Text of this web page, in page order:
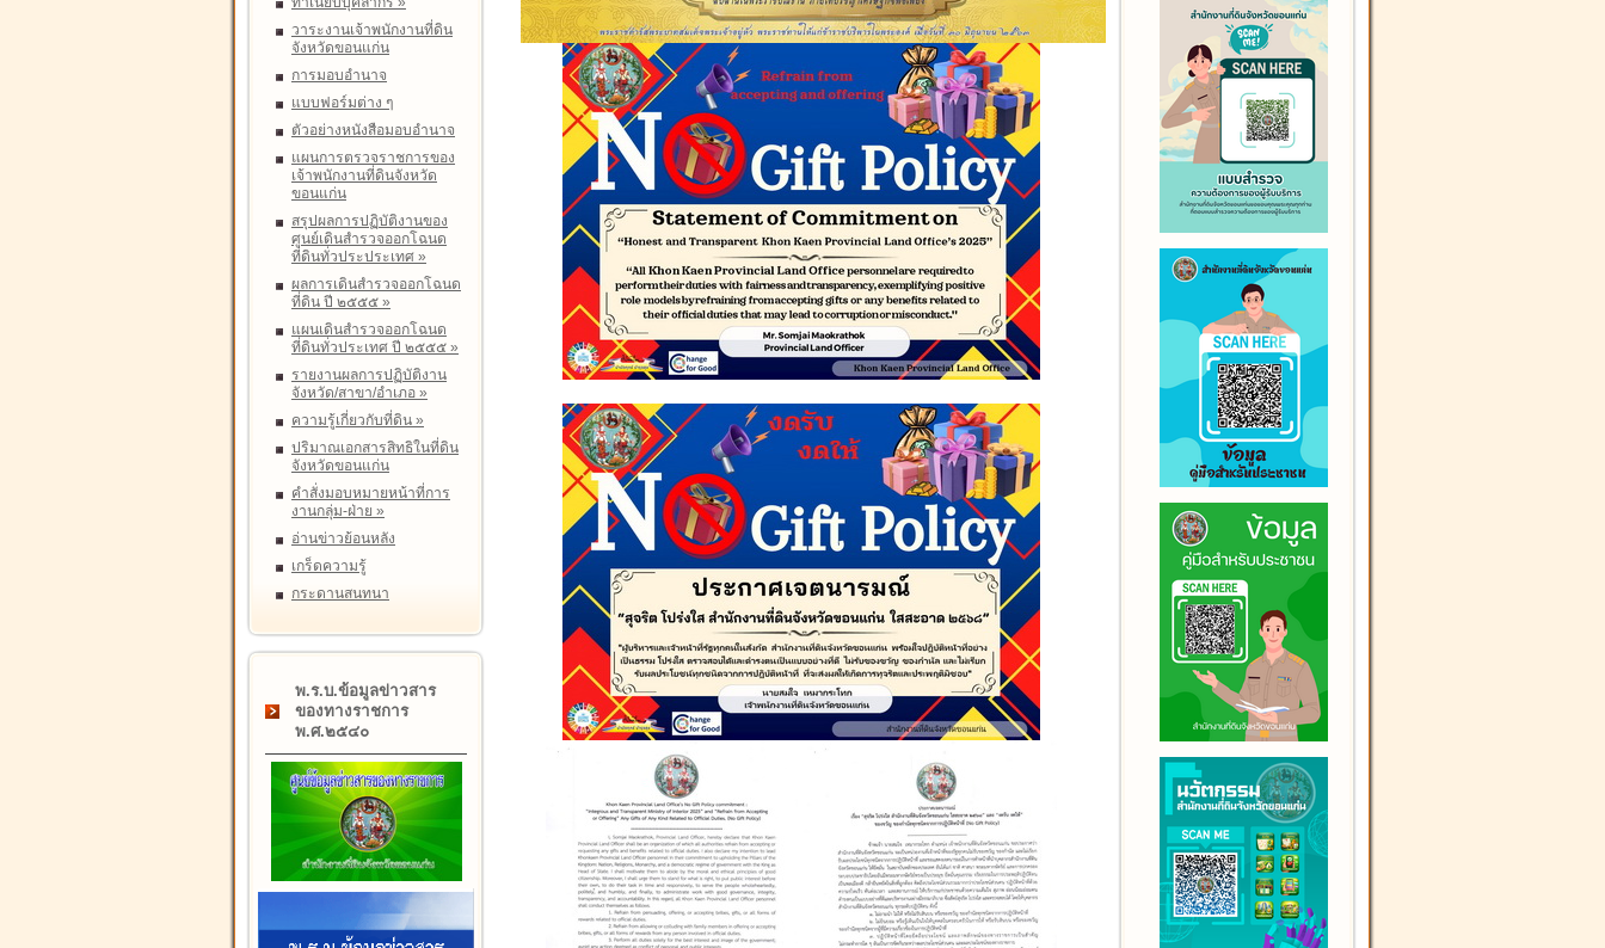
วาระงานเจ้าพนักงานที่ดิน
จังหวัดขอนแก่น
การมอบอำนาจ
แบบฟอร์มต่าง ๆ
ตัวอย่างหนังสือมอบอำนาจ
แผนการตรวจราชการของ
เจ้าพนักงานที่ดินจังหวัด
ขอนแก่น
สรุปผลการปฏิบัติงานของ
ศูนย์เดินสำรวจออกโฉนด
ที่ดินทั่วประประเทศ »
ผลการเดินสำรวจออกโฉนด
ที่ดิน ปี ๒๕๕๕ »
แผนเดินสำรวจออกโฉนด
ที่ดินทั่วประเทศ ปี ๒๕๕๕ »
รายงานผลการปฏิบัติงาน
จังหวัด/สาขา/อำเภอ »
ความรู้เกี่ยวกับที่ดิน »
ปริมาณเอกสารสิทธิในที่ดิน
จังหวัดขอนแก่น
คำสั่งมอบหมายหน้าที่การ
งานกลุ่ม-ฝ่าย »
อ่านข่าวย้อนหลัง
เกร็ดความรู้
กระดานสนทนา
พ.ร.บ.ข้อมูลข่าวสาร
ของทางราชการ
พ.ศ.๒๕๔๐